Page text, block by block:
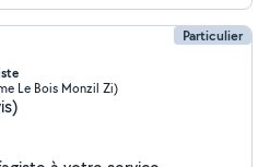
Particulier
Le Bois Monzil Zi)